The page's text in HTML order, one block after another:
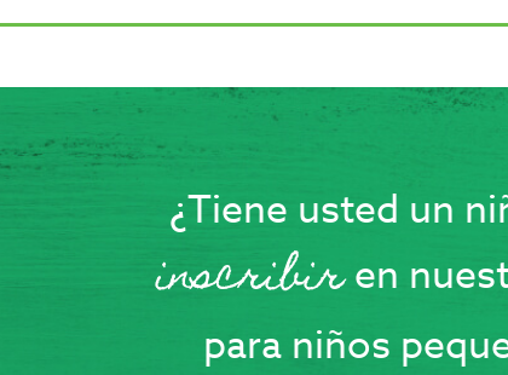
¿Tiene usted un
inscribiren
para niños